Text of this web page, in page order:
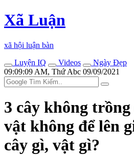
Xã Luận
xã hội luận bàn
Luyện IQ
Videos
Ngày Đẹp
09:09:09 AM, Thứ Abc 09/09/2021
3 cây không
vật không để lên
cây gì, vật gì?